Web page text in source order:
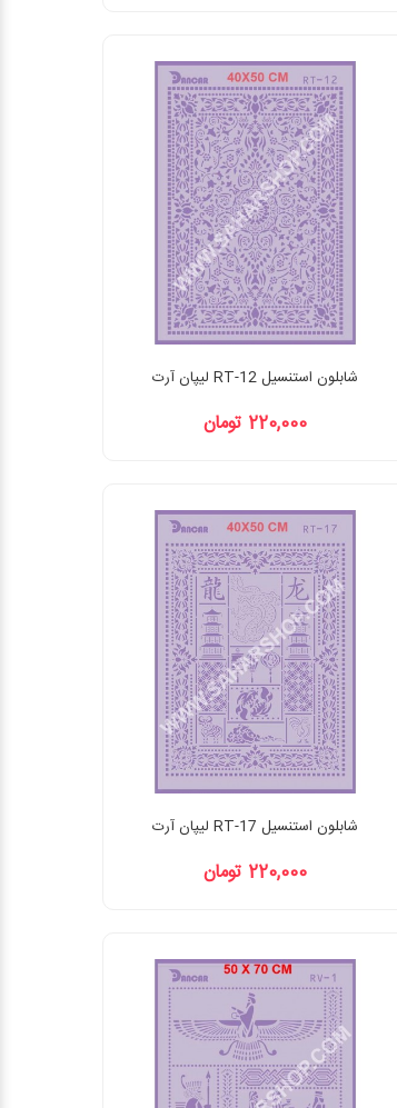
شابلون استنسیل RT-12 لیپان آرت
220,000 تومان
شابلون استنسیل RT-17 لیپان آرت
220,000 تومان